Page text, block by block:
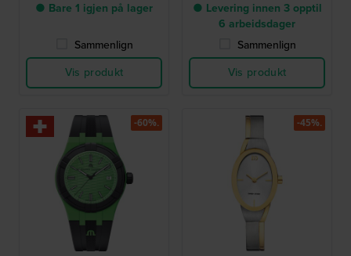
● Bare 1 igjen på lager
Sammenlign
Vis produkt
● Levering innen 3 opptil
6 arbeidsdager
Sammenlign
Vis produkt
-60%. -45%.